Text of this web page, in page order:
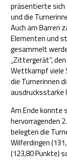
präsentierte sich
und die
Auch am Barren
Elementen und
gesammelt
„Zittergerät“,
Wettkampf viele
die Turnerinnen
ausdrucksstarke
Am Ende konnte
hervorragenden
belegten die
Wilferdingen
(123,80 Punkte)